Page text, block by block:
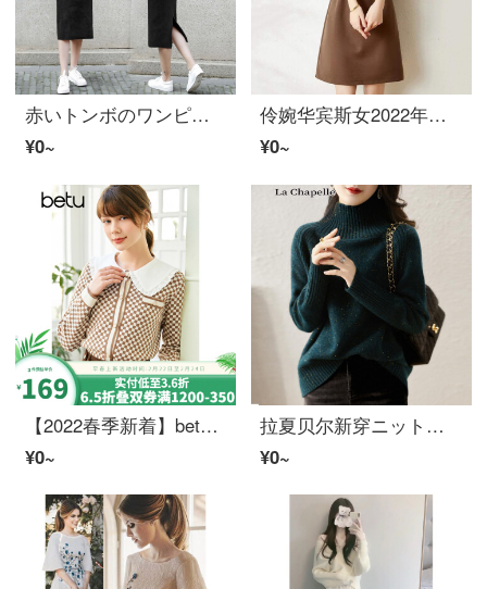
赤いトンボのワンピスのスーツの新しい韓国版のファッションのニットの長袖と中長の金のレディのスフィアのスカーフのスーツのスカートのピクチャーの色は平均しています
¥0~
伶婉华宾斯女2022年春秋新着レディスフィア気质假两件连接蝶ネクタイベルト腰装饰ファッションスカート子女潮新品早秋カレー色M
¥0~
【2022春季新着】betu百図レディスフィアレトロ丸襟長袖摩卡棋盤格小香風カーディガンニット女2202 T 05浅カレーXS
¥0~
拉夏贝尔新穿ニットレディスフィア新品2021百搭头衫套塔圆领针织地底衫内搭衫外穿ニット女蓝.平均サイズ(80斤-140斤を推奨)
¥0~